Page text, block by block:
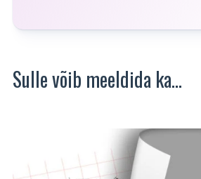
Sulle võib meeldida ka…